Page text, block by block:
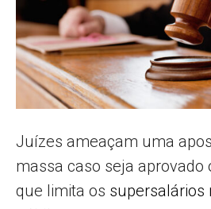
AL
Juízes ameaçam uma
massa caso seja aprovado
que limita os supersalários